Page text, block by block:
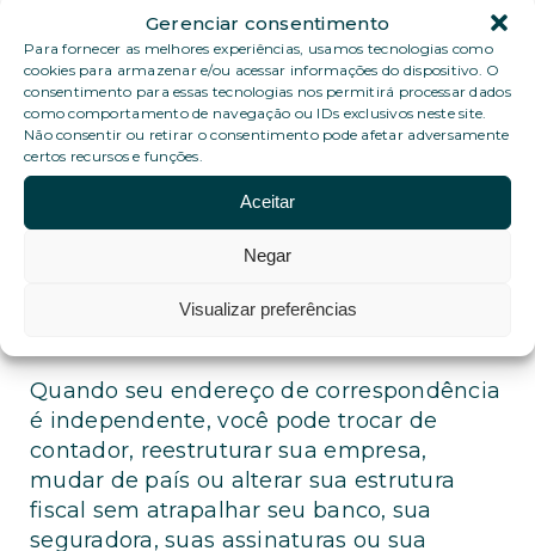
Gerenciar consentimento
Para fornecer as melhores experiências, usamos tecnologias como
cookies para armazenar e/ou acessar informações do dispositivo. O
consentimento para essas tecnologias nos permitirá processar dados
como comportamento de navegação ou IDs exclusivos neste site.
Não consentir ou retirar o consentimento pode afetar adversamente
certos recursos e funções.
Aceitar
Negar
Visualizar preferências
privado). Um endereço fiscal com seu
contador ou representante financeiro. Um
endereço de escritório registrado para o
seu negócio. Um endereço de
correspondência estável para todo o resto.
economizar custos, às vezes só porque
lugar. Na prática, isso te deixa menos
Quando seu endereço de correspondência
é independente, você pode trocar de
contador, reestruturar sua empresa,
mudar de país ou alterar sua estrutura
fiscal sem atrapalhar seu banco, sua
seguradora, suas assinaturas ou sua